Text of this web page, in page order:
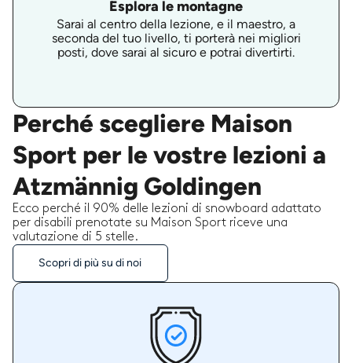
Esplora le montagne
Sarai al centro della lezione, e il maestro, a
seconda del tuo livello, ti porterà nei migliori
posti, dove sarai al sicuro e potrai divertirti.
Perché scegliere Maison
Sport per le vostre lezioni a
Atzmännig Goldingen
Ecco perché il 90% delle lezioni di snowboard adattato
per disabili prenotate su Maison Sport riceve una
valutazione di 5 stelle.
Scopri di più su di noi